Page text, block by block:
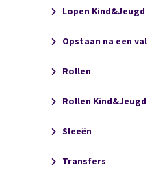
Lopen Kind&Jeugd
Opstaan na een val
Rollen
Rollen Kind&Jeugd
Sleeën
Transfers